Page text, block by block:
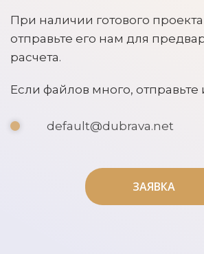
При наличии готового
отправьте его нам для
расчета.
Если файлов много, отправьте
default@dubrava.net
ЗАЯВКА
ЗАЯВКА